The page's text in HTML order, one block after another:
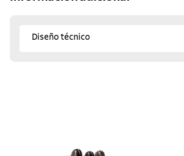
Diseño técnico